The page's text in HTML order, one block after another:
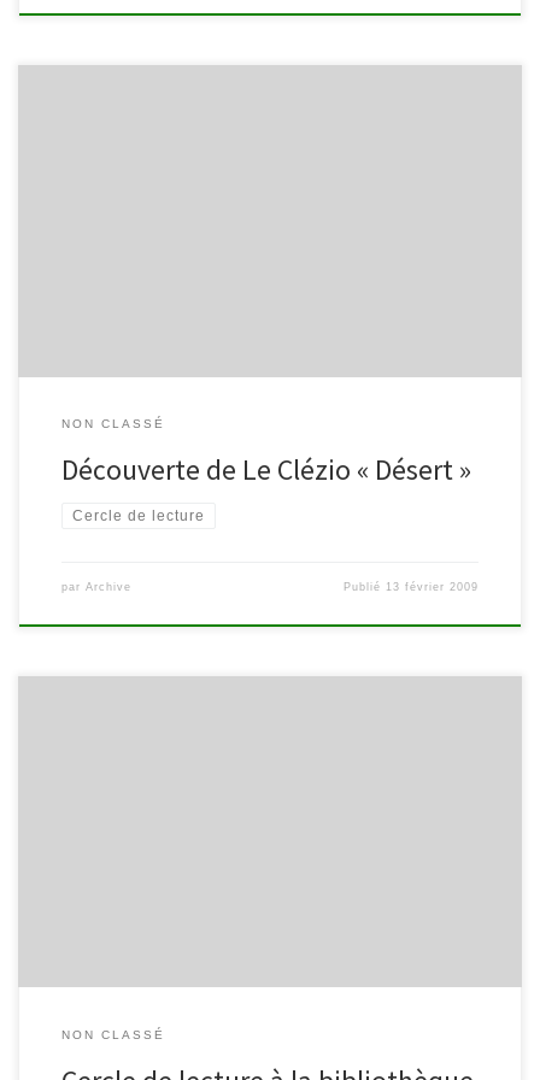
NON CLASSÉ
Découverte de Le Clézio « Désert »
Cercle de lecture
par Archive Publié 13 février 2009
NON CLASSÉ